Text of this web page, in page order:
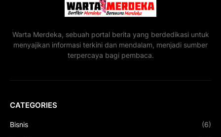
Warta Merdeka, sebuah portal berita yang berdedikasi untuk
menyajikan informasi terkini dan mendalam, menjadi sumber
terpercaya bagi pembaca.
CATEGORIES
Bisnis (6)